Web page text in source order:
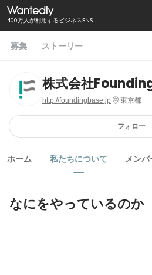
400万人が利用するビジネスSNS
募集 ストーリー
株式会社
http://foundingbase.jp 東京都
フォロー
ホーム 私たちについて メンバ
なにをやっているのか